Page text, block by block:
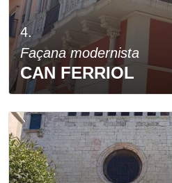
4.
Façana modernista
CAN FERRIOL